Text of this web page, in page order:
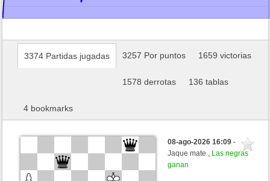
3374 Partidas jugadas 3257 Por puntos 1659 victorias
1578 derrotas 136 tablas
4 bookmarks
08-ago-2026 16:09-
Jaque mate , Las negras
ganan